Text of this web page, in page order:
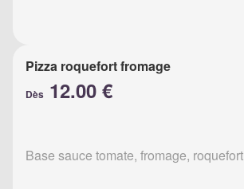
Pizza roquefort fromage
Dès 12.00 €
Base sauce tomate, fromage, roquefort